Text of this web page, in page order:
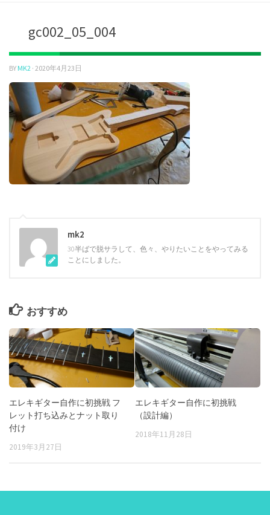
gc002_05_004
BY MK2 · 2020年4月23日
mk2
30半ばで脱サラして、色々、やりたいことをやってみる
ことにしました。
おすすめ
エレキギター自作に初挑戦 フ
レット打ち込みとナット取り
付け
2019年3月27日
エレキギター自作に初挑戦
（設計編）
2018年11月28日